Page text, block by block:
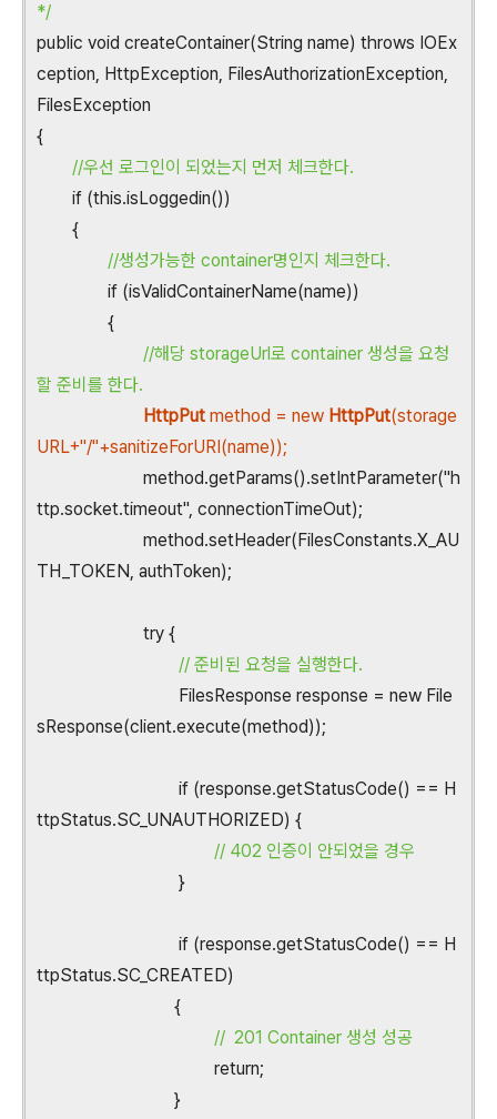
*/
public void createContainer(String name) throws IOEx
ception, HttpException, FilesAuthorizationException,
FilesException
{
//우선 로그인이 되었는지 먼저 체크한다.
if (this.isLoggedin())
{
//생성가능한 container명인지 체크한다.
if (isValidContainerName(name))
{
//해당 storageUrl로 container 생성을 요청
할 준비를 한다.
HttpPut method = new HttpPut(storage
URL+"/"+sanitizeForURI(name));
method.getParams().setIntParameter("h
ttp.socket.timeout", connectionTimeOut);
method.setHeader(FilesConstants.X_AU
TH_TOKEN, authToken);
try {
// 준비된 요청을 실행한다.
FilesResponse response = new File
sResponse(client.execute(method));
if (response.getStatusCode() == H
ttpStatus.SC_UNAUTHORIZED) {
// 402 인증이 안되었을 경우
}
if (response.getStatusCode() == H
ttpStatus.SC_CREATED)
{
// 201 Container 생성 성공
return;
}